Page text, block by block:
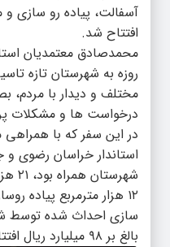
آسفالت، پیاده رو سازی
افتتاح شد.
محمدصادق معتمدیان
روزه به شهرستان تازه
مختلف و دیدار با مردم،
درخواست ها و مشکلات
در این سفر که با
استاندار خراسان رضوی و
سازی احداث شده توسط
بالغ بر ۹۸ میلیارد ریال افتتاح و به بهره برداری رسید.